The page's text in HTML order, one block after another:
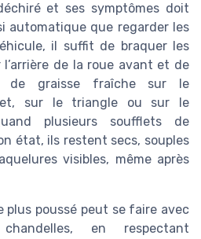
et ses symptômes doit
automatique que regarder les
il suffit de braquer les
l’arrière de la roue avant et de
de graisse fraîche sur le
sur le triangle ou sur le
plusieurs soufflets de
état, ils restent secs, souples
visibles, même après
plus poussé peut se faire avec
en respectant